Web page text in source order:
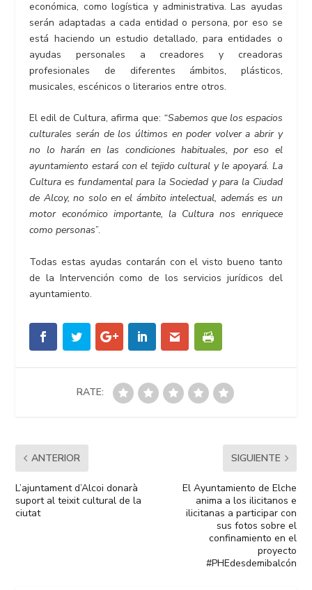
económica, como logística y administrativa. Las ayudas
serán adaptadas a cada entidad o persona, por eso se
está haciendo un estudio detallado, para entidades o
ayudas personales a creadores y creadoras
profesionales de diferentes ámbitos, plásticos,
musicales, escénicos o literarios entre otros.
El edil de Cultura, afirma que: “Sabemos que los espacios
culturales serán de los últimos en poder volver a abrir y
no lo harán en las condiciones habituales, por eso el
ayuntamiento estará con el tejido cultural y le apoyará. La
Cultura es fundamental para la Sociedad y para la Ciudad
de Alcoy, no solo en el ámbito intelectual, además es un
motor económico importante, la Cultura nos enriquece
como personas”.
Todas estas ayudas contarán con el visto bueno tanto
de la Intervención como de los servicios jurídicos del
ayuntamiento.
RATE:
ANTERIOR
L’ajuntament d’Alcoi donarà
suport al teixit cultural de la
ciutat
SIGUIENTE
El Ayuntamiento de Elche
anima a los ilicitanos e
ilicitanas a participar con
sus fotos sobre el
confinamiento en el
proyecto
#PHEdesdemibalcón